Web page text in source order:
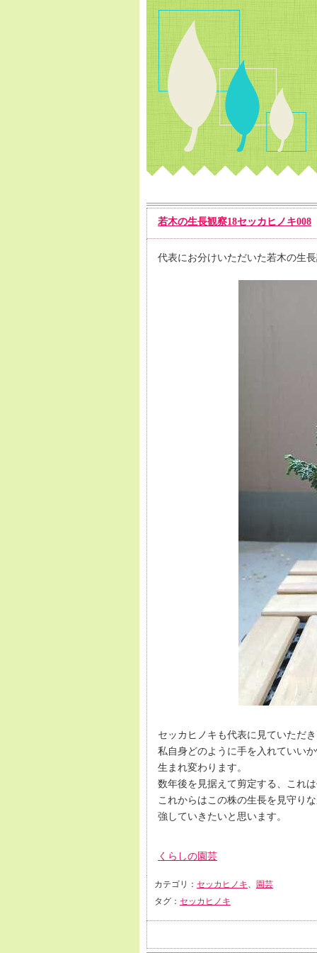
若木の生長観察18セッカヒノキ008
代表にお分けいただいた若木の生
セッカヒノキも代表に見ていただ
私自身どのように手を入れていい
生まれ変わります。
数年後を見据えて剪定する、これ
これからはこの株の生長を見守り
強していきたいと思います。
くらしの園芸
カテゴリ： セッカヒノキ、
園芸
タグ： セッカヒノキ